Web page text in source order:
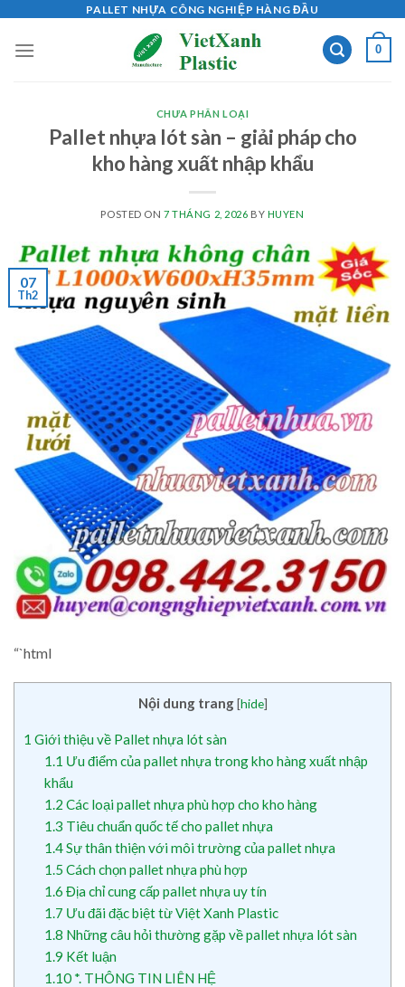
content
PALLET NHỰA CÔNG NGHIỆP HÀNG ĐẦU
0
CHƯA PHÂN LOẠI
Pallet nhựa lót sàn – giải pháp cho
kho hàng xuất nhập khẩu
POSTED ON7 THÁNG 2, 2026 BY HUYEN
07
Th2
“`html
Nội dung trang [hide]
1 Giới thiệu về Pallet nhựa lót sàn
1.1 Ưu điểm của pallet nhựa trong kho hàng xuất nhập
khẩu
1.2 Các loại pallet nhựa phù hợp cho kho hàng
1.3 Tiêu chuẩn quốc tế cho pallet nhựa
1.4Sự thân thiện với môi trường của pallet nhựa
1.5 Cách chọn pallet nhựa phù hợp
1.6 Địa chỉ cung cấp pallet nhựa uy tín
1.7 Ưu đãi đặc biệt từ Việt Xanh Plastic
1.8 Những câu hỏi thường gặp về pallet nhựa lót sàn
1.9 Kết luận
1.10*. THÔNG TIN LIÊN HỆ